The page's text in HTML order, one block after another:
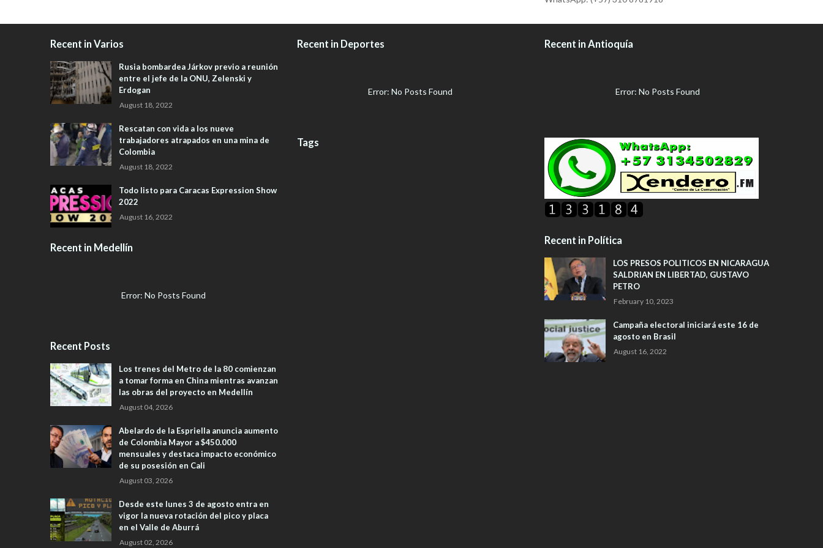
Recent in Varios
Rusia bombardea Járkov previo a reunión
entre el jefe de la ONU, Zelenski y
Erdogan
August 18, 2022
Rescatan con vida a los nueve
trabajadores atrapados en una mina de
Colombia
August 18, 2022
Todo listo para Caracas Expression Show
2022
August 16, 2022
Recent in Medellín
Error: No Posts Found
Recent Posts
Los trenes del Metro de la 80 comienzan
a tomar forma en China mientras avanzan
las obras del proyecto en Medellín
August 04, 2026
Abelardo de la Espriella anuncia aumento
de Colombia Mayor a $450.000
mensuales y destaca impacto económico
de su posesión en Cali
August 03, 2026
Desde este lunes 3 de agosto entra en
vigor la nueva rotación del pico y placa
en el Valle de Aburrá
August 02, 2026
Recent in Deportes
Error: No Posts Found
Tags
Recent in Antioquía
Error: No Posts Found
Recent in Política
LOS PRESOS POLITICOS EN NICARAGUA
SALDRIAN EN LIBERTAD, GUSTAVO
PETRO
February 10, 2023
Campaña electoral iniciará este 16 de
agosto en Brasil
August 16, 2022